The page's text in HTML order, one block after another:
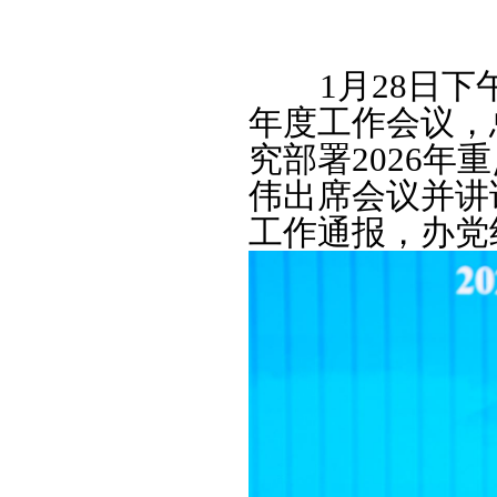
1月28日下午
年度工作会议
究部署2026年
伟出席会议并
工作通报，办